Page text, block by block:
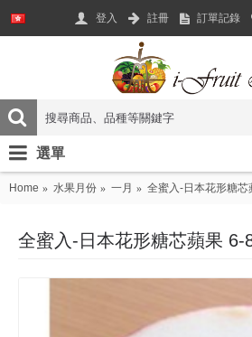
登入 註冊 訂單記錄
選單
Home 水果月份 一月 全蜜入-日本花形糖芯
全蜜入-日本花形糖芯蘋果 6-